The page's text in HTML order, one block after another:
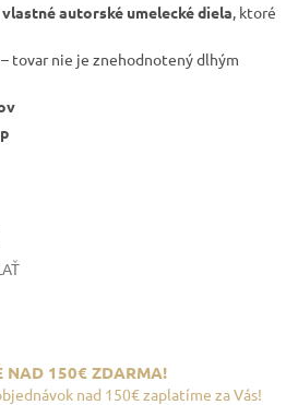
vlastné autorské umelecké diela, ktoré
– tovar nie je znehodnotený dlhým
NAD 150€ ZDARMA!
nad 150€ zaplatíme za Vás!